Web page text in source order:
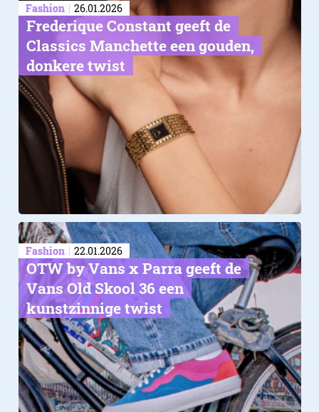
Fashion 26.01.2026
Frederique Constant geeft de
Classics Manchette een gouden,
donkere twist
Fashion 22.01.2026
OTW by Vans x Parra geeft de
Vans Old Skool 36 een
kunstzinnige twist